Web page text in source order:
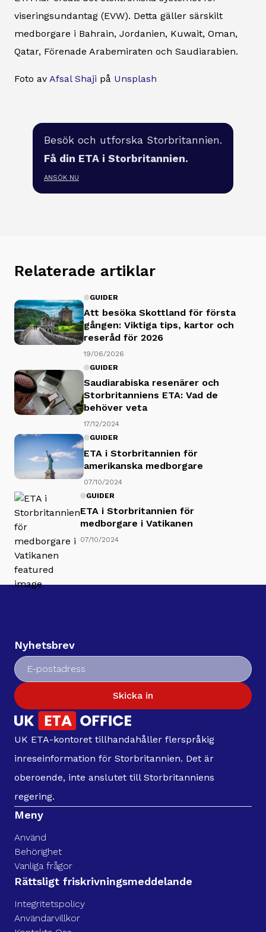
viseringsundantag (EVW). Detta gäller särskilt
medborgare i Bahrain, Jordanien, Kuwait, Oman,
Qatar, Förenade Arabemiraten och Saudiarabien.
Foto av Afsal Shaji på Unsplash
Besök och utforska Storbritannien.
Få din ETA i Storbritannien.
ANSÖK NU
Relaterade artiklar
GUIDER
Att besöka Skottland för första
gången: Viktiga tips, kartor och
reseråd för 2026
19/06/2026
GUIDER
Saudiarabiska resenärer och
Storbritanniens ETA: Vad de
behöver veta
17/12/2024
GUIDER
ETA i Storbritannien för
amerikanska medborgare
07/10/2024
GUIDER
ETA i Storbritannien för
medborgare i Vatikanen
07/10/2024
Nyhetsbrev
Skicka in
UK ETA-kontoret tillhandahåller flerspråkig
inreseinformation för Storbritannien. Det är
oberoende, inte anslutet till Storbritanniens
regering.
Meny
Använd
Behörighet
Vanliga frågor
Rättsligt friskrivningsmeddelande
Integritetspolicy
Användarvillkor